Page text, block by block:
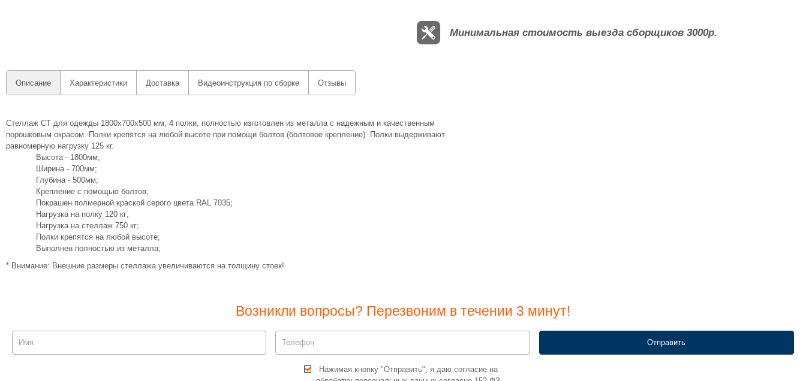
Минимальная стоимость выезда сборщиков 3000р.
Описание Характеристики Доставка Видеоинструкция по сборке Отзывы
Стеллаж СТ для одежды 1800х700х500 мм, 4 полки, полностью изготовлен из металла с надежным и качественным
порошковым окрасом. Полки крепятся на любой высоте при помощи болтов (болтовое крепление). Полки выдерживают
равномерную нагрузку 125 кг.
Высота - 1800мм;
Ширина - 700мм;
Глубина - 500мм;
Крепление с помощью болтов;
Покрашен полмерной краской серого цвета RAL 7035;
Нагрузка на полку 120 кг;
Нагрузка на стеллаж 750 кг;
Полки крепятся на любой высоте;
Выполнен полностью из металла;
* Внимание: Внешние размеры стеллажа увеличиваются на толщину стоек!
Возникли вопросы? Перезвоним в течении 3 минут!
Нажимая кнопку "Отправить", я даю согласие на